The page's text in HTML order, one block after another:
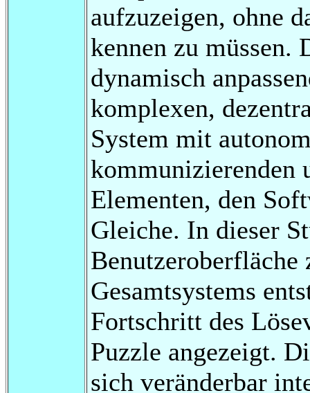
aufzuzeigen, ohne
kennen zu müssen.
dynamisch
komplexen,
System mit
kommunizierenden
Elementen, den
Gleiche. In dieser
Benutzeroberfläche
Gesamtsystems
Fortschritt des
Puzzle angezeigt.
sich veränderbar